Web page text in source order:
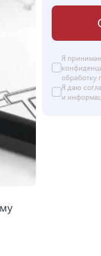
Я
обработку
Я даю
и